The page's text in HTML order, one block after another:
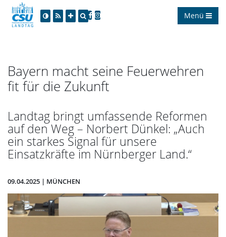
Menü
Bayern macht seine Feuerwehren
fit für die Zukunft
Landtag bringt umfassende Reformen
auf den Weg – Norbert Dünkel: „Auch
ein starkes Signal für unsere
Einsatzkräfte im Nürnberger Land.“
09.04.2025 | MÜNCHEN